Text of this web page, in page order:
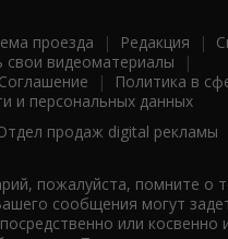
проезда | Редакция |
свои видеоматериалы |
|
Политика в
и персональных данных
продаж digital рекламы
пожалуйста, помните о
сообщения могут
или